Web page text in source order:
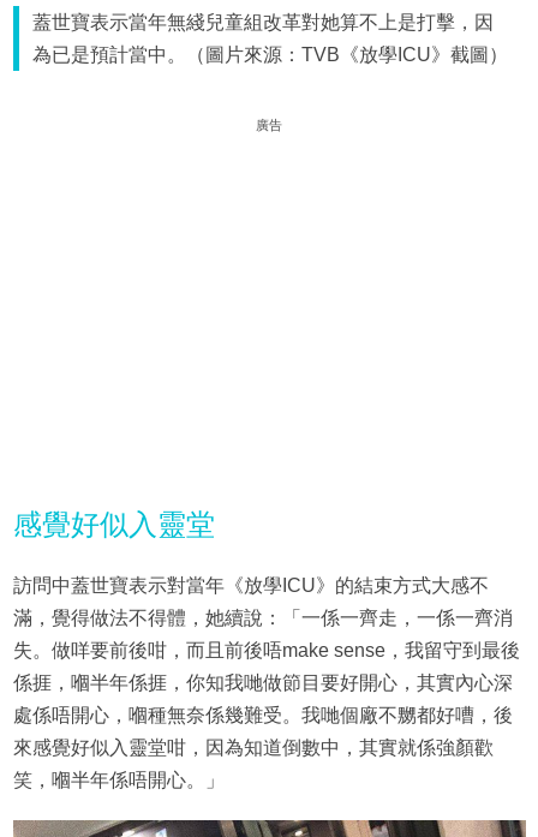
蓋世寶表示當年無綫兒童組改革對她算不上是打擊，因
為已是預計當中。（圖片來源：TVB《放學ICU》截圖）
廣告
感覺好似入靈堂
訪問中蓋世寶表示對當年《放學ICU》的結束方式大感不
滿，覺得做法不得體，她續說：「一係一齊走，一係一齊消
失。做咩要前後咁，而且前後唔make sense，我留守到最後
係捱，嗰半年係捱，你知我哋做節目要好開心，其實內心深
處係唔開心，嗰種無奈係幾難受。我哋個廠不嬲都好嘈，後
來感覺好似入靈堂咁，因為知道倒數中，其實就係強顏歡
笑，嗰半年係唔開心。」